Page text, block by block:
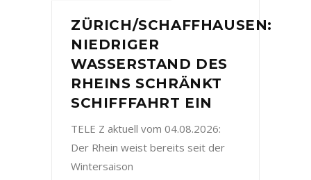
ZÜRICH/SCHAFFHAUSEN:
NIEDRIGER
WASSERSTAND DES
RHEINS SCHRÄNKT
SCHIFFFAHRT EIN
TELE Z aktuell vom 04.08.2026:
Der Rhein weist bereits seit der
Wintersaison